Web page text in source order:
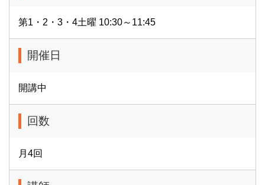
第1・2・3・4土曜 10:30～11:45
開催日
開講中
回数
月4回